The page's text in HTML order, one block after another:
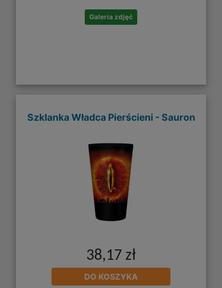
Galeria zdjęć
Szklanka Władca Pierścieni - Sauron
38,17 zł
DO KOSZYKA